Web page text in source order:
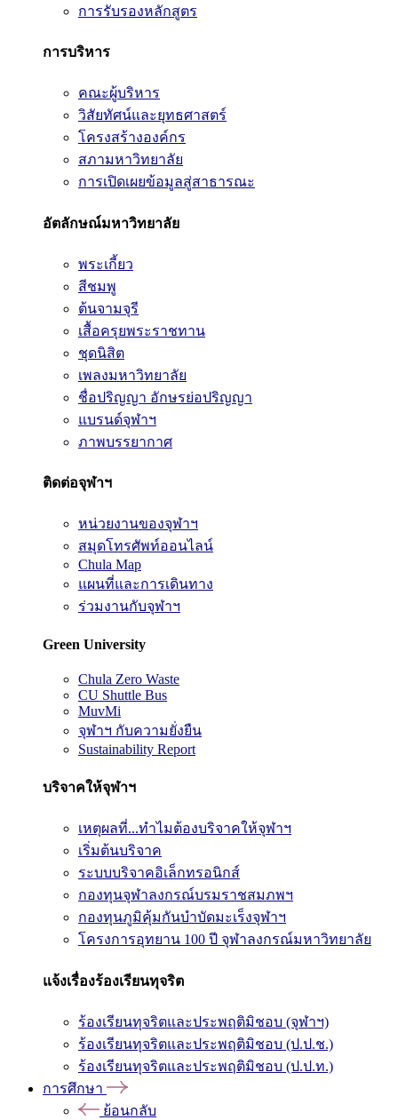
การรับรองหลักสูตร
การบริหาร
คณะผู้บริหาร
วิสัยทัศน์และยุทธศาสตร์
โครงสร้างองค์กร
สภามหาวิทยาลัย
การเปิดเผยข้อมูลสู่สาธารณะ
อัตลักษณ์มหาวิทยาลัย
พระเกี้ยว
สีชมพู
ต้นจามจุรี
เสื้อครุยพระราชทาน
ชุดนิสิต
เพลงมหาวิทยาลัย
ชื่อปริญญา อักษรย่อปริญญา
แบรนด์จุฬาฯ
ภาพบรรยากาศ
ติดต่อจุฬาฯ
หน่วยงานของจุฬาฯ
สมุดโทรศัพท์ออนไลน์
Chula Map
แผนที่และการเดินทาง
ร่วมงานกับจุฬาฯ
Green University
Chula Zero Waste
CU Shuttle Bus
MuvMi
จุฬาฯ กับความยั่งยืน
Sustainability Report
บริจาคให้จุฬาฯ
เหตุผลที่...ทำไมต้องบริจาคให้จุฬาฯ
เริ่มต้นบริจาค
ระบบบริจาคอิเล็กทรอนิกส์
กองทุนจุฬาลงกรณ์บรมราชสมภพฯ
กองทุนภูมิคุ้มกันบำบัดมะเร็งจุฬาฯ
โครงการอุทยาน 100 ปี จุฬาลงกรณ์มหาวิทยาลัย
แจ้งเรื่องร้องเรียนทุจริต
ร้องเรียนทุจริตและประพฤติมิชอบ (จุฬาฯ)
ร้องเรียนทุจริตและประพฤติมิชอบ (ป.ป.ช.)
ร้องเรียนทุจริตและประพฤติมิชอบ (ป.ป.ท.)
การศึกษา
ย้อนกลับ